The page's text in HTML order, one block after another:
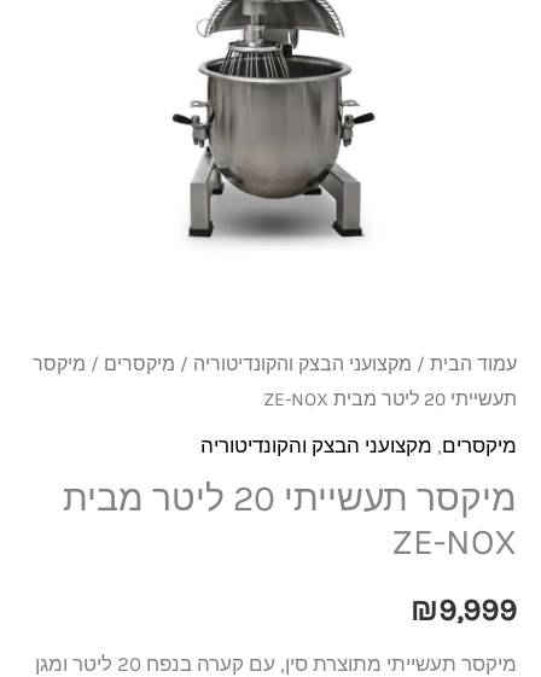
עמוד הבית / מקצועני הבצק והקונדיטוריה / מיקסרים / מיקסר
תעשייתי 20 ליטר מבית ZE-NOX
מיקסרים, מקצועני הבצק והקונדיטוריה
מיקסר תעשייתי 20 ליטר מבית
ZE-NOX
₪9,999
מיקסר תעשייתי מתוצרת סין, עם קערה בנפח 20 ליטר ומגן